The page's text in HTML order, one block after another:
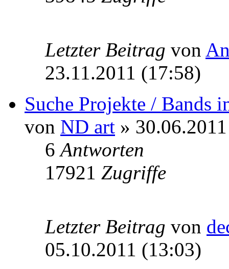
Letzter Beitrag von
23.11.2011 (17:58)
Suche Projekte / Bands
von ND art »
6Antworten
17921 Zugriffe
Letzter Beitrag von
05.10.2011 (13:03)